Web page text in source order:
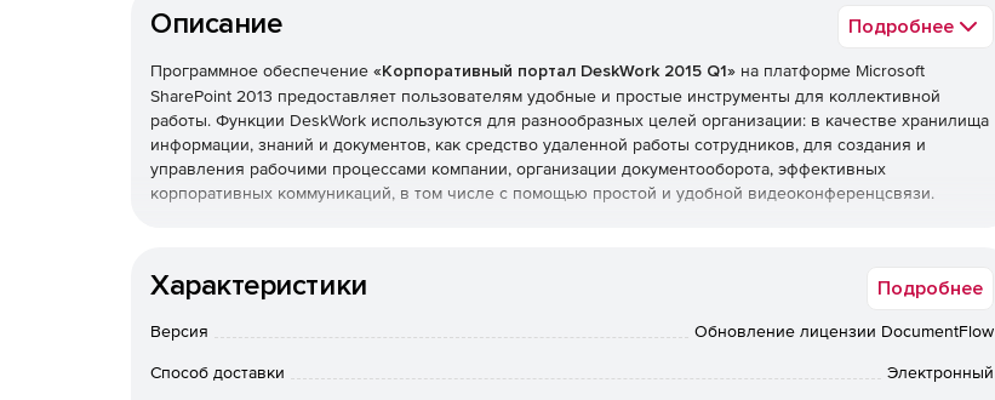
Описание Подробнее
Программное обеспечение «Корпоративный портал DeskWork 2015 Q1» на платформе Microsoft
SharePoint 2013 предоставляет пользователям удобные и простые инструменты для коллективной
работы. Функции DeskWork используются для разнообразных целей организации: в качестве хранилища
информации, знаний и документов, как средство удаленной работы сотрудников, для создания и
управления рабочими процессами компании, организации документооборота, эффективных
корпоративных коммуникаций, в том числе с помощью простой и удобной видеоконференцсвязи.
сотрудников. Все бизнес-блоки портала (базовый, управление заявками, экспресс-документооборот,
процессов) преследуют единую цель – создавать в компании максимально рабочую обстановку, быстро
Характеристики Подробнее
Версия Обновление лицензии DocumentFlow
Способ доставки Электронный